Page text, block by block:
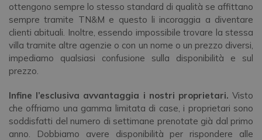
ottengono sempre lo stesso standard di qualità se affittano
sempre tramite TN&M e questo li incoraggia a diventare
clienti abituali. Inoltre, essendo impossibile trovare la stessa
villa tramite altre agenzie o con un nome o un prezzo diversi,
impediamo qualsiasi confusione sulla disponibilità e sul
prezzo.
Infine l’esclusiva avvantaggia i nostri proprietari. Visto
che offriamo una gamma limitata di case, i proprietari sono
soddisfatti del numero di settimane prenotate già dal primo
anno. Dobbiamo avere disponibilità per rispondere alle